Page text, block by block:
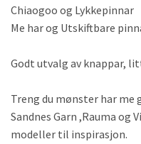
Chiaogoo og Lykkepinnar
Me har og Utskiftbare
Godt utvalg av knappar,
Treng du mønster har
Sandnes Garn ,Rauma og
modeller til inspirasjon.